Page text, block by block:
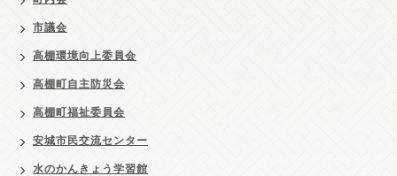
市議会
高棚環境向上委員会
高棚町自主防災会
高棚町福祉委員会
安城市民交流センター
水のかんきょう学習館